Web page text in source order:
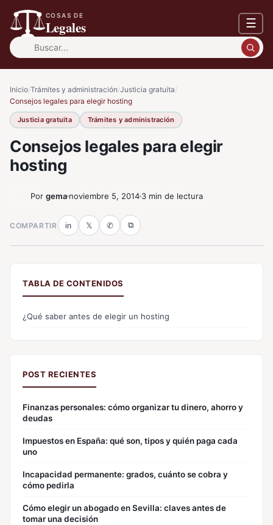
COSAS DE
Legales ☰
Buscar:
Inicio/Trámites y administración/Justicia gratuita/
Consejos legales para elegir hosting
Justicia gratuita Trámites y administración
Consejos legales para elegir
hosting
Por gema noviembre 5, 2014 3 min de lectura
COMPARTIR in 𝕏 ✆ ⧉
TABLA DE CONTENIDOS
¿Qué saber antes de elegir un hosting
POST RECIENTES
Finanzas personales: cómo organizar tu dinero, ahorro y
deudas
Impuestos en España: qué son, tipos y quién paga cada
uno
Incapacidad permanente: grados, cuánto se cobra y
cómo pedirla
Cómo elegir un abogado en Sevilla: claves antes de
tomar una decisión